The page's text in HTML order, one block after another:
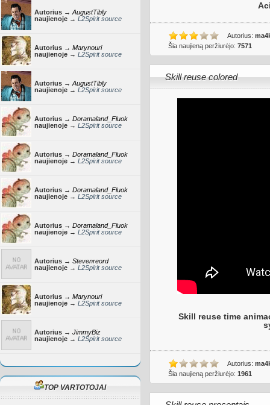
Autorius → AugustTibly
naujienoje → L2Spirit source
Autorius → Marynouri
naujienoje → L2Spirit source
Autorius → AugustTibly
naujienoje → L2Spirit source
Autorius → Doramaland_Fluok
naujienoje → L2Spirit source
Autorius → Doramaland_Fluok
naujienoje → L2Spirit source
Autorius → Doramaland_Fluok
naujienoje → L2Spirit source
Autorius → Doramaland_Fluok
naujienoje → L2Spirit source
Autorius → Stevenreord
naujienoje → L2Spirit source
Autorius → Marynouri
naujienoje → L2Spirit source
Autorius → JimmyBiz
naujienoje → L2Spirit source
TOP VARTOTOJAI
Autorius:
Šia naujieną peržiurėjo: 7571
Skill reuse colored
Skill reuse time
Autorius:
Šia naujieną peržiurėjo: 1961